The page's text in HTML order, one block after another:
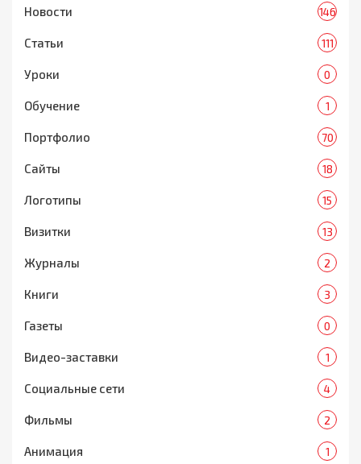
Новости 146
Статьи 111
Уроки 0
Обучение 1
Портфолио 70
Сайты 18
Логотипы 15
Визитки 13
Журналы 2
Книги 3
Газеты 0
Видео-заставки 1
Социальные сети 4
Фильмы 2
Анимация 1